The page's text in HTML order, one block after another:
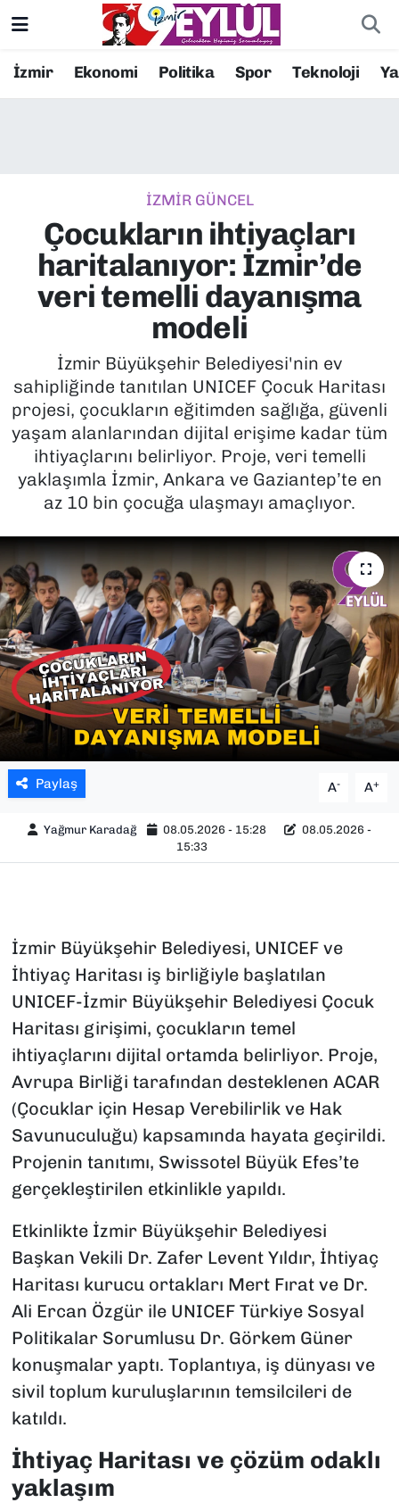
İzmir Ekonomi Politika Spor Teknoloji
İZMİR GÜNCEL
Çocukların ihtiyaçları
haritalanıyor: İzmir’de
veri temelli dayanışma
modeli
İzmir Büyükşehir Belediyesi'nin ev
sahipliğinde tanıtılan UNICEF Çocuk Haritası
projesi, çocukların eğitimden sağlığa, güvenli
yaşam alanlarından dijital erişime kadar tüm
ihtiyaçlarını belirliyor. Proje, veri temelli
yaklaşımla İzmir, Ankara ve Gaziantep’te en
az 10 bin çocuğa ulaşmayı amaçlıyor.
Paylaş A- A+
Yağmur Karadağ 08.05.2026 - 15:28
08.05.2026 -
15:33
İzmir Büyükşehir Belediyesi, UNICEF ve
İhtiyaç Haritası iş birliğiyle başlatılan
UNICEF-İzmir Büyükşehir Belediyesi Çocuk
Haritası girişimi, çocukların temel
ihtiyaçlarını dijital ortamda belirliyor. Proje,
Avrupa Birliği tarafından desteklenen ACAR
(Çocuklar için Hesap Verebilirlik ve Hak
Savunuculuğu) kapsamında hayata geçirildi.
Projenin tanıtımı, Swissotel Büyük Efes’te
gerçekleştirilen etkinlikle yapıldı.
Etkinlikte İzmir Büyükşehir Belediyesi
Başkan Vekili Dr. Zafer Levent Yıldır, İhtiyaç
Haritası kurucu ortakları Mert Fırat ve Dr.
Ali Ercan Özgür ile UNICEF Türkiye Sosyal
Politikalar Sorumlusu Dr. Görkem Güner
konuşmalar yaptı. Toplantıya, iş dünyası ve
sivil toplum kuruluşlarının temsilcileri de
katıldı.
İhtiyaç Haritası ve çözüm odaklı
yaklaşım
Resmi İlanlar
EKONOMİ
KÜLTÜR SANAT
POLİTİKA
SAĞLIK
SPOR
YAŞAM
YEREL YÖNETİMLER
Konak Nöbetçi Eczaneler
Süper Lig Puan Durumu ve Fikstür
Tüm Manşetler
Son Dakika Haberleri